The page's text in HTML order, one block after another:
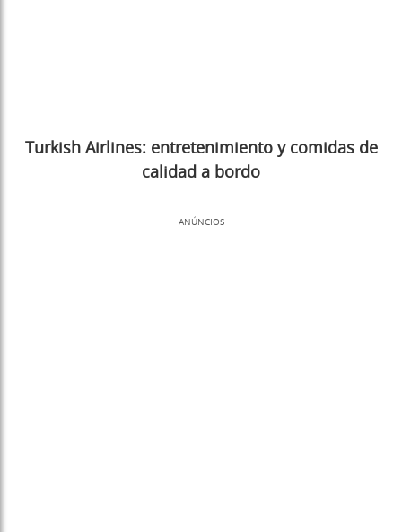
Turkish Airlines: entretenimiento y comidas de
calidad a bordo
ANÚNCIOS